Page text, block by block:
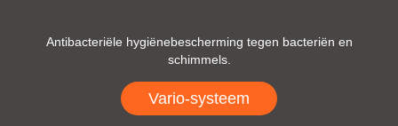
Antibacteriële hygiënebescherming tegen bacteriën en
schimmels.
Vario-systeem